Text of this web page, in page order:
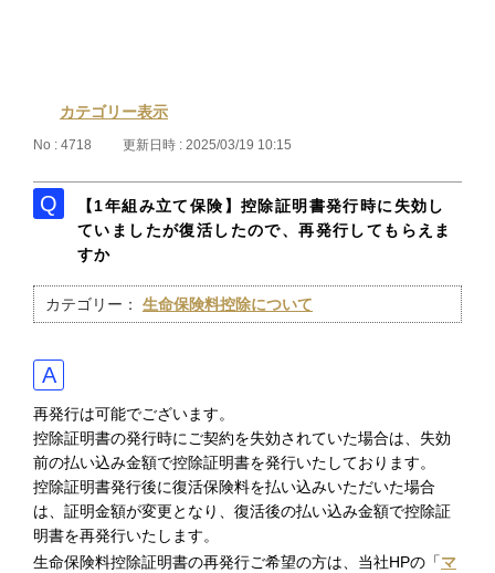
カテゴリー表示
No : 4718 更新日時 : 2025/03/19 10:15
【1年組み立て保険】控除証明書発行時に失効し
ていましたが復活したので、再発行してもらえま
すか
カテゴリー： 生命保険料控除について
再発行は可能でございます。
控除証明書の発行時にご契約を失効されていた場合は、失効
前の払い込み金額で控除証明書を発行いたしております。
控除証明書発行後に復活保険料を払い込みいただいた場合
は、証明金額が変更となり、復活後の払い込み金額で控除証
明書を再発行いたします。
生命保険料控除証明書の再発行ご希望の方は、当社HPの「マ